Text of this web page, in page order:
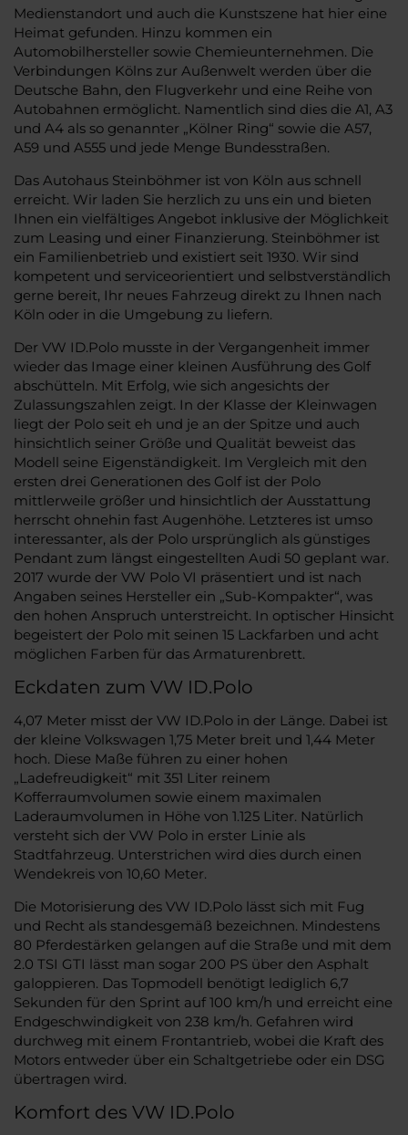
Medienstandort und auch die Kunstszene hat hier eine
Heimat gefunden. Hinzu kommen ein
Automobilhersteller sowie Chemieunternehmen. Die
Verbindungen Kölns zur Außenwelt werden über die
Deutsche Bahn, den Flugverkehr und eine Reihe von
Autobahnen ermöglicht. Namentlich sind dies die A1, A3
und A4 als so genannter „Kölner Ring“ sowie die A57,
A59 und A555 und jede Menge Bundesstraßen.
Das Autohaus Steinböhmer ist von Köln aus schnell
erreicht. Wir laden Sie herzlich zu uns ein und bieten
Ihnen ein vielfältiges Angebot inklusive der Möglichkeit
zum Leasing und einer Finanzierung. Steinböhmer ist
ein Familienbetrieb und existiert seit 1930. Wir sind
kompetent und serviceorientiert und selbstverständlich
gerne bereit, Ihr neues Fahrzeug direkt zu Ihnen nach
Köln oder in die Umgebung zu liefern.
Der VW ID.Polo musste in der Vergangenheit immer
wieder das Image einer kleinen Ausführung des Golf
abschütteln. Mit Erfolg, wie sich angesichts der
Zulassungszahlen zeigt. In der Klasse der Kleinwagen
liegt der Polo seit eh und je an der Spitze und auch
hinsichtlich seiner Größe und Qualität beweist das
Modell seine Eigenständigkeit. Im Vergleich mit den
ersten drei Generationen des Golf ist der Polo
mittlerweile größer und hinsichtlich der Ausstattung
herrscht ohnehin fast Augenhöhe. Letzteres ist umso
interessanter, als der Polo ursprünglich als günstiges
Pendant zum längst eingestellten Audi 50 geplant war.
2017 wurde der VW Polo VI präsentiert und ist nach
Angaben seines Hersteller ein „Sub-Kompakter“, was
den hohen Anspruch unterstreicht. In optischer Hinsicht
begeistert der Polo mit seinen 15 Lackfarben und acht
möglichen Farben für das Armaturenbrett.
Eckdaten zum VW ID.Polo
4,07 Meter misst der VW ID.Polo in der Länge. Dabei ist
der kleine Volkswagen 1,75 Meter breit und 1,44 Meter
hoch. Diese Maße führen zu einer hohen
„Ladefreudigkeit“ mit 351 Liter reinem
Kofferraumvolumen sowie einem maximalen
Laderaumvolumen in Höhe von 1.125 Liter. Natürlich
versteht sich der VW Polo in erster Linie als
Stadtfahrzeug. Unterstrichen wird dies durch einen
Wendekreis von 10,60 Meter.
Die Motorisierung des VW ID.Polo lässt sich mit Fug
und Recht als standesgemäß bezeichnen. Mindestens
80 Pferdestärken gelangen auf die Straße und mit dem
2.0 TSI GTI lässt man sogar 200 PS über den Asphalt
galoppieren. Das Topmodell benötigt lediglich 6,7
Sekunden für den Sprint auf 100 km/h und erreicht eine
Endgeschwindigkeit von 238 km/h. Gefahren wird
durchweg mit einem Frontantrieb, wobei die Kraft des
Motors entweder über ein Schaltgetriebe oder ein DSG
übertragen wird.
Komfort des VW ID.Polo